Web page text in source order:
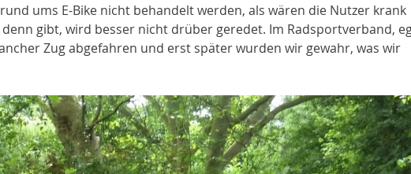
ums E-Bike nicht behandelt werden, als wären die Nutzer krank
gibt, wird besser nicht drüber geredet. Im Radsportverband,
Zug abgefahren und erst später wurden wir gewahr, was wir